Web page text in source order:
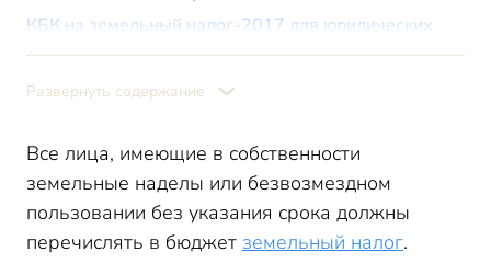
КБК на земельный налог-2017 для юридических
Развернуть содержание
Все лица, имеющие в собственности
земельные наделы или безвозмездном
пользовании без указания срока должны
перечислять в бюджет земельный налог.